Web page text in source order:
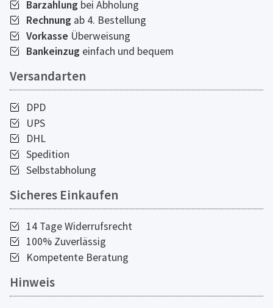
Barzahlung bei Abholung
Rechnung ab 4. Bestellung
Vorkasse Überweisung
Bankeinzug einfach und bequem
Versandarten
DPD
UPS
DHL
Spedition
Selbstabholung
Sicheres Einkaufen
14 Tage Widerrufsrecht
100% Zuverlässig
Kompetente Beratung
Hinweis